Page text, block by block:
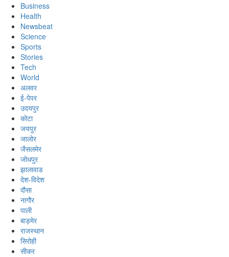
Business
Health
Newsbeat
Science
Sports
Stories
Tech
World
अलवर
ई-पेपर
उदयपुर
कोटा
जयपुर
जालोर
जैसलमेर
जोधपुर
झालावाड
देश-विदेश
दौसा
नागौर
पाली
बाड़मेर
राजस्थान
सिरोही
सीकर